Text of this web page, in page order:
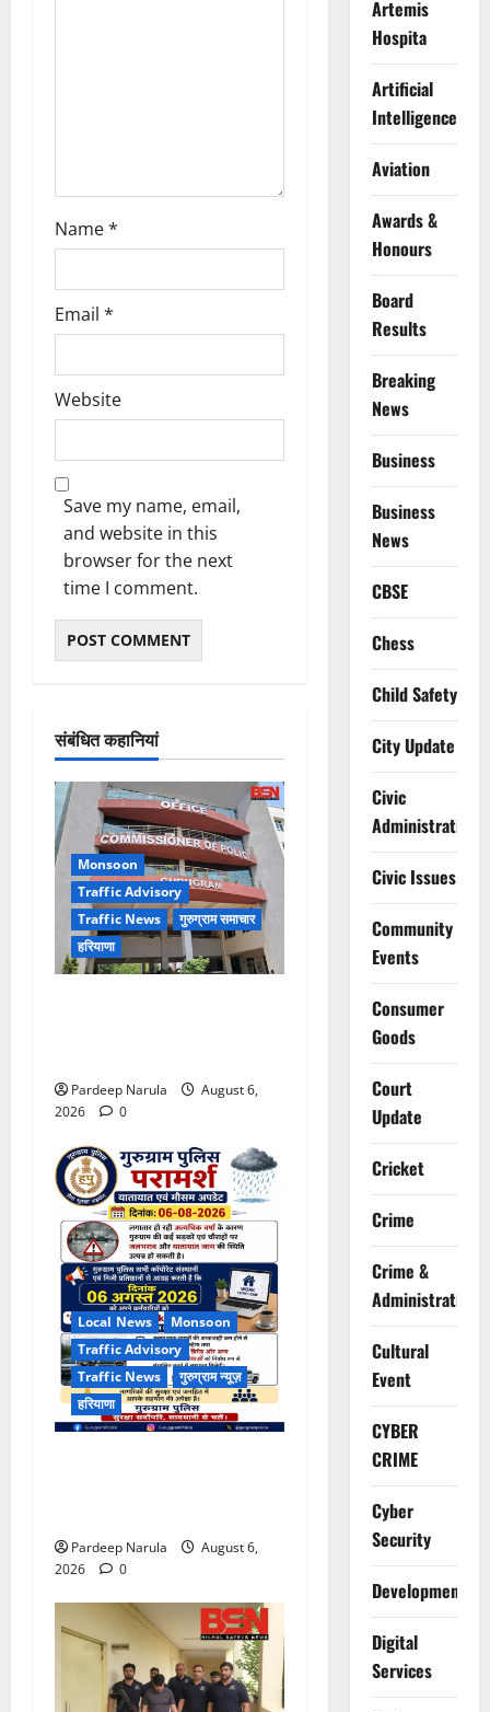
Name*
Email *
Website
Save my name, email,
and website in this
browser for the next
time I comment.
संबंधित कहानियां
Monsoon
Traffic Advisory
Traffic News
गुरुग्राम समाचार
हरियाणा
Pardeep Narula
August 6,
2026
0
Local News
Monsoon
Traffic Advisory
Traffic News
गुरुग्राम न्यूज़
हरियाणा
Pardeep Narula
August 6,
2026
0
Artemis
Hospita
Artificial
Intelligence
Aviation
Awards &
Honours
Board
Results
Breaking
News
Business
Business
News
CBSE
Chess
Child Safety
City Update
Civic
Administration
Civic Issues
Community
Events
Consumer
Goods
Court
Update
Cricket
Crime
Crime &
Administration
Cultural
Event
CYBER
CRIME
Cyber
Security
Development
Digital
Services